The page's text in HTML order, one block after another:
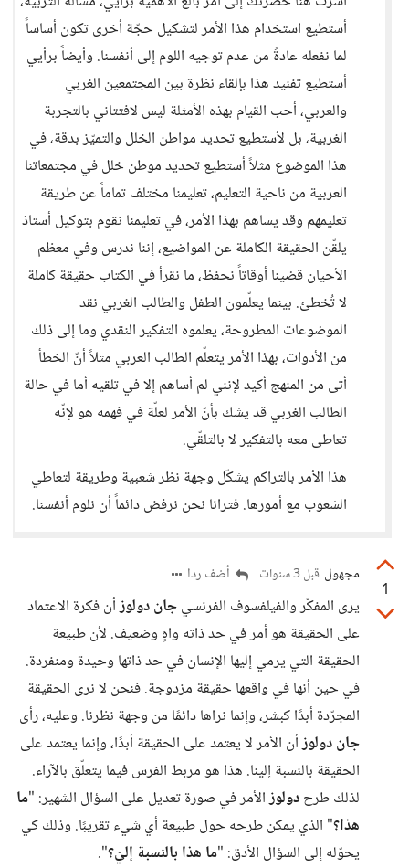
أستطيع استخدام هذا الأمر لتشكيل حجّة أخرى تكون أساساً
لما نفعله عادةً من عدم توجيه اللوم إلى أنفسنا. وأيضاً برأيي
أستطيع تفنيد هذا بإلقاء نظرة بين المجتمعين الغربي
والعربي، أحب القيام بهذه الأمثلة ليس لافتتاني بالتجربة
الغربية، بل لأستطيع تحديد مواطن الخلل والتميّز بدقة، في
هذا الموضوع مثلاً أستطيع تحديد موطن خلل في مجتمعاتنا
العربية من ناحية التعليم، تعليمنا مختلف تماماً عن طريقة
تعليمهم وقد يساهم بهذا الأمر، في تعليمنا نقوم بتوكيل أستاذ
يلقّن الحقيقة الكاملة عن المواضيع، إننا ندرس وفي معظم
الأحيان قضينا أوقاتاً نحفظ، ما نقرأ في الكتاب حقيقة كاملة
لا تُخطئ. بينما يعلّمون الطفل والطالب الغربي نقد
الموضوعات المطروحة، يعلموه التفكير النقدي وما إلى ذلك
من الأدوات، بهذا الأمر يتعلّم الطالب العربي مثلاً أنّ الخطأ
أتى من المنهج أكيد لإنني لم أساهم إلا في تلقيه أما في حالة
الطالب الغربي قد يشك بأنّ الأمر لعلّة في فهمه هو لإنّه
تعاطى معه بالتفكير لا بالتلقّي.
هذا الأمر بالتراكم يشكّل وجهة نظر شعبية وطريقة لتعاطي
الشعوب مع أمورها. فترانا نحن نرفض دائماً أن نلوم أنفسنا.
1
مجهول قبل 3 سنوات أضف ردا
يرى المفكّر والفيلفسوف الفرنسيجان دولوزأن فكرة الاعتماد
على الحقيقة هو أمر في حد ذاته واهٍ وضعيف. لأن طبيعة
الحقيقة التي يرمي إليها الإنسان في حد ذاتها وحيدة ومنفردة.
في حين أنها في واقعها حقيقة مزدوجة. فنحن لا نرى الحقيقة
المجرّدة أبدًا كبشر، وإنما نراها دائمًا من وجهة نظرنا. وعليه، رأى
جان دولوزأن الأمر لا يعتمد على الحقيقة أبدًا، وإنما يعتمد على
الحقيقة بالنسبة إلينا. هذا هو مربط الفرس فيما يتعلّق بالآراء.
لذلك طرحدولوزالأمر في صورة تعديل على السؤال الشهير: "ما
هذا؟" الذي يمكن طرحه حول طبيعة أي شيء تقريبًا. وذلك كي
يحوّله إلى السؤال الأدق: "ما هذا بالنسبة إليّ؟".